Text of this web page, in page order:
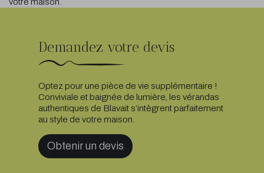
Demandez votre devis
Optez pour une pièce de vie supplémentaire !
Conviviale et baignée de lumière, les vérandas
authentiques de Blavait s’intègrent parfaitement
au style de votre maison.
Obtenir un devis